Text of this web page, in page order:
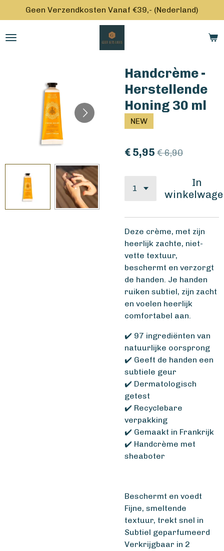
direct
naar
Geen Verzendkosten Vanaf €39,- (Nederland)
Handcrème -
Herstellende
Honing 30 ml
NEW
€ 5,95 € 6,90
In
Deze crème, met zijn
heerlijk zachte, niet-
vette textuur,
beschermt en verzorgt
de handen. Je handen
ruiken subtiel, zijn zacht
en voelen heerlijk
comfortabel aan.
✔️ 97 ingrediënten van
natuurlijke oorsprong
✔️ Geeft de handen een
subtiele geur
✔️ Dermatologisch
getest
✔️ Recyclebare
verpakking
✔️ Gemaakt in Frankrijk
✔️ Handcrème met
sheaboter
Beschermt en voedt
Fijne, smeltende
textuur, trekt snel in
Subtiel geparfumeerd
Verkrijgbaar in 2